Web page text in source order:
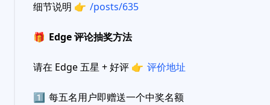
细节说明 👉 /posts/635
🎁 Edge 评论抽奖方法
请在 Edge 五星 + 好评 👉 评价地址
1️⃣ 每五名用户即赠送一个中奖名额